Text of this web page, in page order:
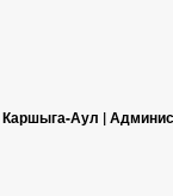
Каршыга-Аул |